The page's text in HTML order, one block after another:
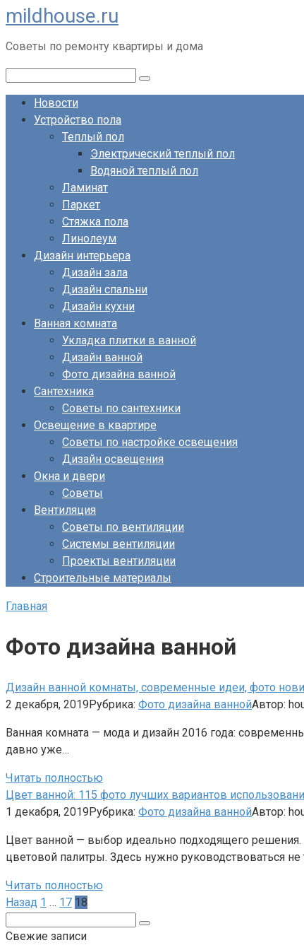
Перейти
к
контенту
mildhouse.ru
Советы по ремонту квартиры и дома
Новости
Устройство пола
Теплый пол
Электрический теплый пол
Водяной теплый пол
Ламинат
Паркет
Стяжка пола
Линолеум
Дизайн интерьера
Дизайн зала
Дизайн спальни
Дизайн кухни
Ванная комната
Укладка плитки в ванной
Дизайн ванной
Фото дизайна ванной
Сантехника
Советы по сантехники
Освещение в квартире
Советы по настройке освещения
Дизайн освещения
Окна и двери
Советы
Вентиляция
Советы по вентиляции
Системы вентиляции
Проекты вентиляции
Строительные материалы
Главная
Фото дизайна ванной
Дизайн ванной комнаты, современные идеи, фото
2 декабря, 2019Рубрика: Фото дизайна ваннойАвтор:
Ванная комната — мода и дизайн 2016 года:
давно уже…
Читать полностью
Цвет ванной: 115 фото лучших вариантов
1 декабря, 2019Рубрика: Фото дизайна ваннойАвтор:
Цвет ванной — выбор идеально подходящего
цветовой палитры. Здесь нужно руководствоваться не
Читать полностью
Пагинация
Назад 1 … 17 18
Свежие записи